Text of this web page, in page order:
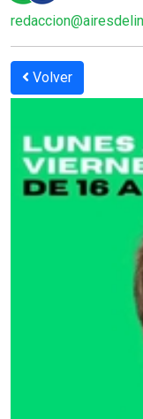
Volver